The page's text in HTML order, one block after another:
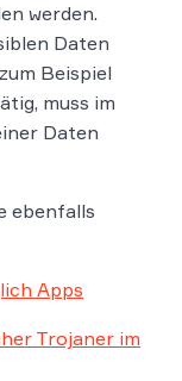
werden.
Daten
Beispiel
muss im
Daten
ebenfalls
Apps
Trojaner im